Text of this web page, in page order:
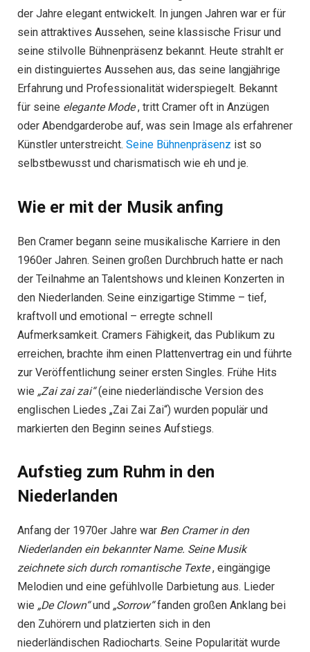
der Jahre elegant entwickelt. In jungen Jahren war er für
sein attraktives Aussehen, seine klassische Frisur und
seine stilvolle Bühnenpräsenz bekannt. Heute strahlt er
ein distinguiertes Aussehen aus, das seine langjährige
Erfahrung und Professionalität widerspiegelt. Bekannt
für seine elegante Mode, tritt Cramer oft in Anzügen
oder Abendgarderobe auf, was sein Image als erfahrener
Künstler unterstreicht. Seine Bühnenpräsenz ist so
selbstbewusst und charismatisch wie eh und je.
Wie er mit der Musik anfing
Ben Cramer begann seine musikalische Karriere in den
1960er Jahren. Seinen großen Durchbruch hatte er nach
der Teilnahme an Talentshows und kleinen Konzerten in
den Niederlanden. Seine einzigartige Stimme – tief,
kraftvoll und emotional – erregte schnell
Aufmerksamkeit. Cramers Fähigkeit, das Publikum zu
erreichen, brachte ihm einen Plattenvertrag ein und führte
zur Veröffentlichung seiner ersten Singles. Frühe Hits
wie „Zai zai zai“(eine niederländische Version des
englischen Liedes „Zai Zai Zai“) wurden populär und
markierten den Beginn seines Aufstiegs.
Aufstieg zum Ruhm in den
Niederlanden
Anfang der 1970er Jahre war Ben Cramer in den
Niederlanden ein bekannter Name. Seine Musik
zeichnete sich durch romantische Texte, eingängige
Melodien und eine gefühlvolle Darbietung aus. Lieder
wie „De Clown“und „Sorrow“fanden großen Anklang bei
den Zuhörern und platzierten sich in den
niederländischen Radiocharts. Seine Popularität wurde